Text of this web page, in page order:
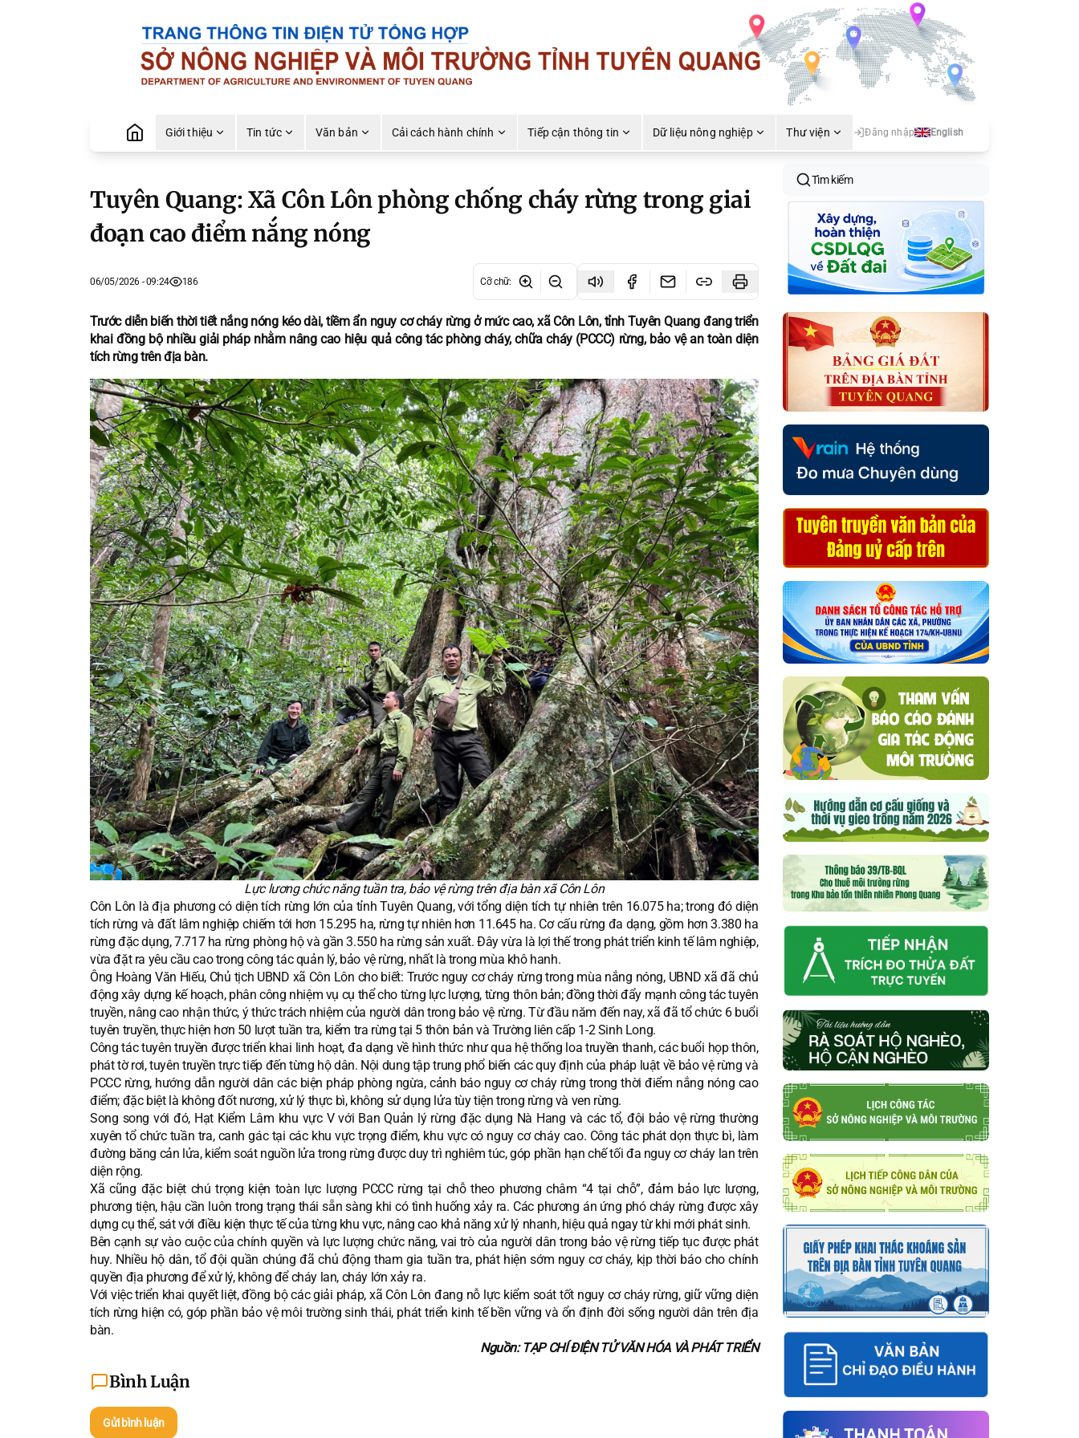
Giới thiệu Tin tức Văn bản Cải cách hành chính Tiếp cận thông tin Dữ liệu nông nghiệp Thư viện Đăng nhập English
Tuyên Quang: Xã Côn Lôn phòng chống cháy rừng trong giai
đoạn cao điểm nắng nóng
06/05/2026 - 09:24 186 Cỡ chữ:
Trước diễn biến thời tiết nắng nóng kéo dài, tiềm ẩn nguy cơ cháy rừng ở mức cao, xã Côn Lôn, tỉnh Tuyên Quang đang triển
khai đồng bộ nhiều giải pháp nhằm nâng cao hiệu quả công tác phòng cháy, chữa cháy (PCCC) rừng, bảo vệ an toàn diện
tích rừng trên địa bàn.
Lực lương chức năng tuần tra, bảo vệ rừng trên địa bàn xã Côn Lôn
Côn Lôn là địa phương có diện tích rừng lớn của tỉnh Tuyên Quang, với tổng diện tích tự nhiên trên 16.075 ha; trong đó diện
tích rừng và đất lâm nghiệp chiếm tới hơn 15.295 ha, rừng tự nhiên hơn 11.645 ha. Cơ cấu rừng đa dạng, gồm hơn 3.380 ha
rừng đặc dụng, 7.717 ha rừng phòng hộ và gần 3.550 ha rừng sản xuất. Đây vừa là lợi thế trong phát triển kinh tế lâm nghiệp,
vừa đặt ra yêu cầu cao trong công tác quản lý, bảo vệ rừng, nhất là trong mùa khô hanh.
Ông Hoàng Văn Hiếu, Chủ tịch UBND xã Côn Lôn cho biết: Trước nguy cơ cháy rừng trong mùa nắng nóng, UBND xã đã chủ
động xây dựng kế hoạch, phân công nhiệm vụ cụ thể cho từng lực lượng, từng thôn bản; đồng thời đẩy mạnh công tác tuyên
truyền, nâng cao nhận thức, ý thức trách nhiệm của người dân trong bảo vệ rừng. Từ đầu năm đến nay, xã đã tổ chức 6 buổi
tuyên truyền, thực hiện hơn 50 lượt tuần tra, kiểm tra rừng tại 5 thôn bản và Trường liên cấp 1-2 Sinh Long.
Công tác tuyên truyền được triển khai linh hoạt, đa dạng về hình thức như qua hệ thống loa truyền thanh, các buổi họp thôn,
phát tờ rơi, tuyên truyền trực tiếp đến từng hộ dân. Nội dung tập trung phổ biến các quy định của pháp luật về bảo vệ rừng và
PCCC rừng, hướng dẫn người dân các biện pháp phòng ngừa, cảnh báo nguy cơ cháy rừng trong thời điểm nắng nóng cao
điểm; đặc biệt là không đốt nương, xử lý thực bì, không sử dụng lửa tùy tiện trong rừng và ven rừng.
Song song với đó, Hạt Kiểm Lâm khu vực V với Ban Quản lý rừng đặc dụng Nà Hang và các tổ, đội bảo vệ rừng thường
xuyên tổ chức tuần tra, canh gác tại các khu vực trọng điểm, khu vực có nguy cơ cháy cao. Công tác phát dọn thực bì, làm
đường băng cản lửa, kiểm soát nguồn lửa trong rừng được duy trì nghiêm túc, góp phần hạn chế tối đa nguy cơ cháy lan trên
diện rộng.
Xã cũng đặc biệt chú trọng kiện toàn lực lượng PCCC rừng tại chỗ theo phương châm “4 tại chỗ”, đảm bảo lực lượng,
phương tiện, hậu cần luôn trong trạng thái sẵn sàng khi có tình huống xảy ra. Các phương án ứng phó cháy rừng được xây
dựng cụ thể, sát với điều kiện thực tế của từng khu vực, nâng cao khả năng xử lý nhanh, hiệu quả ngay từ khi mới phát sinh.
Bên cạnh sự vào cuộc của chính quyền và lực lượng chức năng, vai trò của người dân trong bảo vệ rừng tiếp tục được phát
huy. Nhiều hộ dân, tổ đội quần chúng đã chủ động tham gia tuần tra, phát hiện sớm nguy cơ cháy, kịp thời báo cho chính
quyền địa phương để xử lý, không để cháy lan, cháy lớn xảy ra.
Với việc triển khai quyết liệt, đồng bộ các giải pháp, xã Côn Lôn đang nỗ lực kiểm soát tốt nguy cơ cháy rừng, giữ vững diện
tích rừng hiện có, góp phần bảo vệ môi trường sinh thái, phát triển kinh tế bền vững và ổn định đời sống người dân trên địa
bàn.
Nguồn: TẠP CHÍ ĐIỆN TỬ VĂN HÓA VÀ PHÁT TRIỂN
Bình Luận
Gửi bình luận
Tìm kiếm